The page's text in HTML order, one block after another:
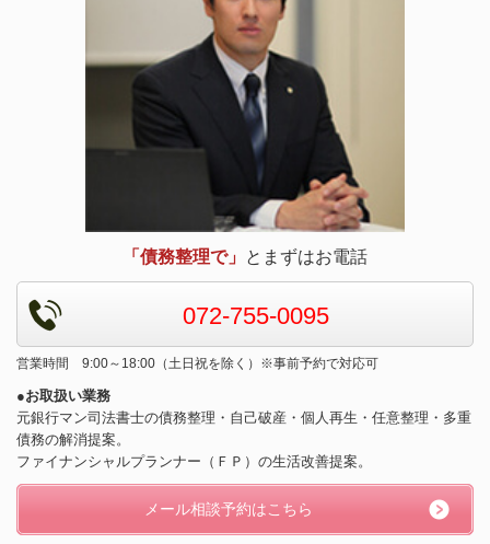
「債務整理で」 とまずはお電話
072-755-0095
営業時間 9:00～18:00（土日祝を除く）※事前予約で対応可
●お取扱い業務
元銀行マン司法書士の債務整理・自己破産・個人再生・任意整理・多重
債務の解消提案。
ファイナンシャルプランナー（ＦＰ）の生活改善提案。
メール相談予約はこちら